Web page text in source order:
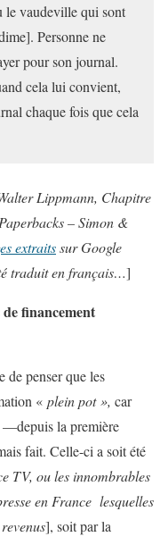
le vaudeville qui sont
Personne ne
pour son journal.
cela lui convient,
chaque fois que cela
Lippmann, Chapitre
– Simon &
extraitssur Google
traduit en français…]
financement
de penser que les
« plein pot », car
—depuis la première
fait. Celle-ci a soit été
TV, ou les innombrables
en France lesquelles
], soit par la